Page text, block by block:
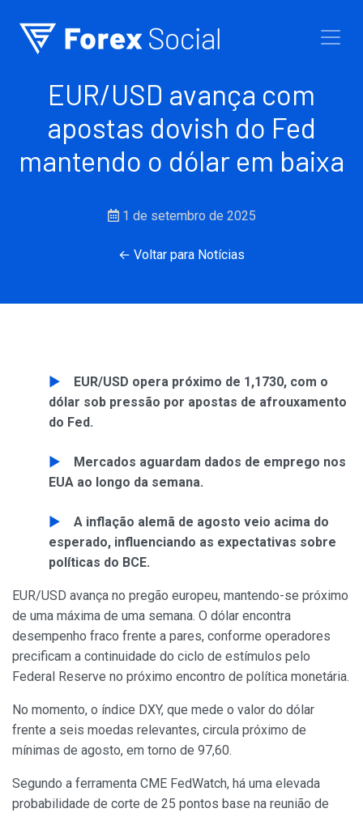
EUR/USD avança com
apostas dovish do Fed
mantendo o dólar em baixa
1 de setembro de 2025
← Voltar para Notícias
EUR/USD opera próximo de 1,1730, com o
dólar sob pressão por apostas de afrouxamento
do Fed.
Mercados aguardam dados de emprego nos
EUA ao longo da semana.
A inflação alemã de agosto veio acima do
esperado, influenciando as expectativas sobre
políticas do BCE.
EUR/USD avança no pregão europeu, mantendo-se próximo
de uma máxima de uma semana. O dólar encontra
desempenho fraco frente a pares, conforme operadores
precificam a continuidade do ciclo de estímulos pelo
Federal Reserve no próximo encontro de política monetária.
No momento, o índice DXY, que mede o valor do dólar
frente a seis moedas relevantes, circula próximo de
mínimas de agosto, em torno de 97,60.
Segundo a ferramenta CME FedWatch, há uma elevada
probabilidade de corte de 25 pontos base na reunião de